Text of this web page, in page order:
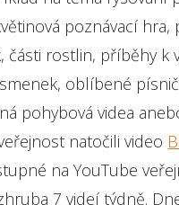
poznávací hra,
části rostlin, příběhy k
oblíbené
pohybová videa
natočili video
na YouTube
7 videí týdně.